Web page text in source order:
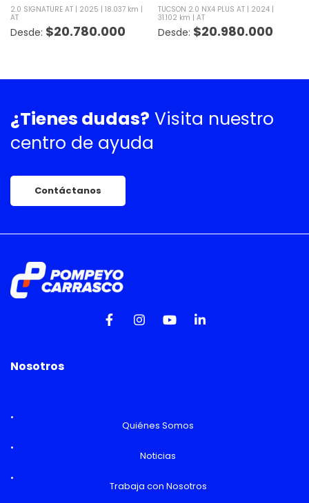
2.0 SIGNATURE AT 2025
18.037 km
AT
$20.780.000
TUCSON 2.0 NX4 PLUS AT
2024
31.102 km
AT
$20.980.000
¿Tienes dudas? Visita nuestro
centro de ayuda
Contáctanos
Nosotros
Quiénes Somos
Noticias
Trabaja con Nosotros